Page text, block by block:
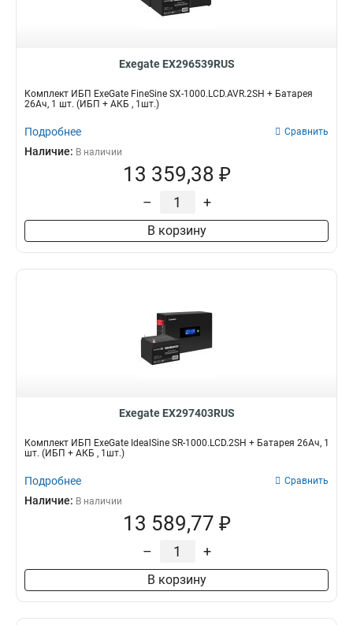
Exegate EX296539RUS
Комплект ИБП ExeGate FineSine SX-1000.LCD.AVR.2SH + Батарея
26Aч, 1 шт. (ИБП + АКБ , 1шт.)
Подробнее Сравнить
Наличие: В наличии
13 359,38 ₽
– +
В корзину
Exegate EX297403RUS
Комплект ИБП ExeGate IdealSine SR-1000.LCD.2SH + Батарея 26Aч, 1
шт. (ИБП + АКБ , 1шт.)
Подробнее Сравнить
Наличие: В наличии
13 589,77 ₽
– +
В корзину